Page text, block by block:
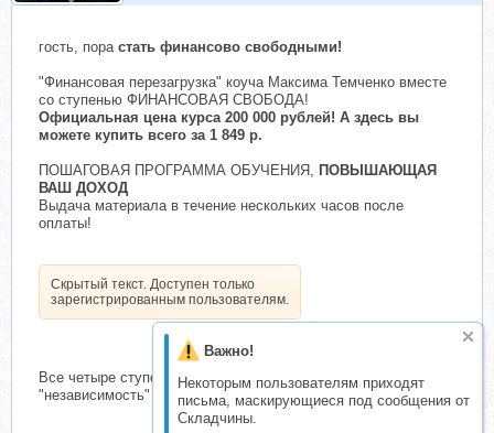
Важно!
Некоторым пользователям приходят
письма, маскирующиеся под сообщения от
Складчины.
гость, пора стать финансово свободными!
"Финансовая перезагрузка" коуча Максима Темченко вместе
со ступенью ФИНАНСОВАЯ СВОБОДА!
Официальная цена курса 200 000 рублей! А здесь вы
можете купить всего за 1 849 р.
ПОШАГОВАЯ ПРОГРАММА ОБУЧЕНИЯ, ПОВЫШАЮЩАЯ
ВАШ ДОХОД
Выдача материала в течение нескольких часов после
оплаты!
Скрытый текст. Доступен только
зарегистрированным пользователям.
Все четыре ступени: "безопасность", "стабильность",
"независимость" и "свобода"!